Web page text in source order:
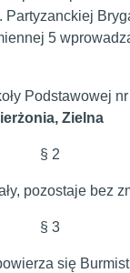
5
Podstawowej
Zielna
§ 2
pozostaje bez
§ 3
się